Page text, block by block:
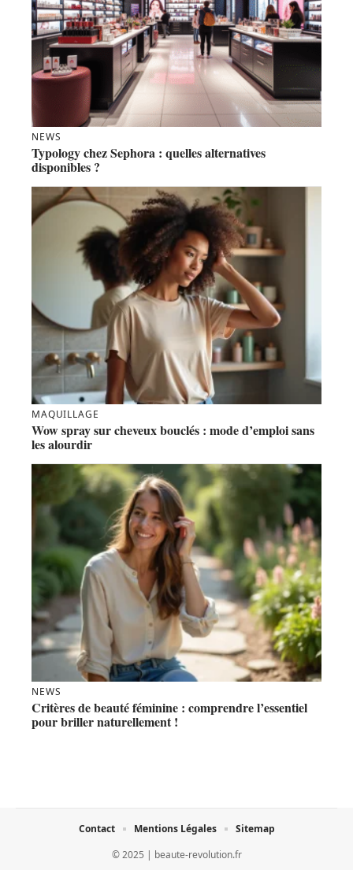
NEWS
Typology chez Sephora : quelles alternatives
disponibles ?
MAQUILLAGE
Wow spray sur cheveux bouclés : mode d’emploi sans
les alourdir
NEWS
Critères de beauté féminine : comprendre l’essentiel
pour briller naturellement !
© 2025 | beaute-revolution.fr
Contact Mentions Légales Sitemap